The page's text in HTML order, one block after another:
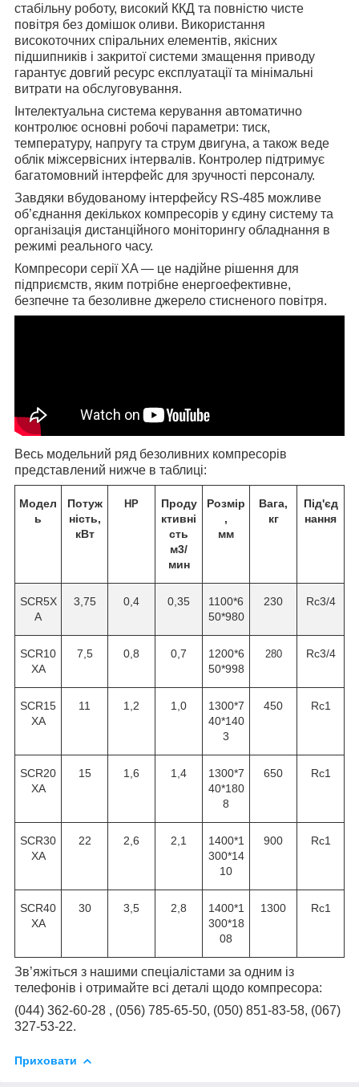
стабільну роботу, високий ККД та повністю чисте
повітря без домішок оливи. Використання
високоточних спіральних елементів, якісних
підшипників і закритої системи змащення приводу
гарантує довгий ресурс експлуатації та мінімальні
витрати на обслуговування.
Інтелектуальна система керування автоматично
контролює основні робочі параметри: тиск,
температуру, напругу та струм двигуна, а також веде
облік міжсервісних інтервалів. Контролер підтримує
багатомовний інтерфейс для зручності персоналу.
Завдяки вбудованому інтерфейсу RS-485 можливе
об’єднання декількох компресорів у єдину систему та
організація дистанційного моніторингу обладнання в
режимі реального часу.
Компресори серії XA — це надійне рішення для
підприємств, яким потрібне енергоефективне,
безпечне та безоливне джерело стисненого повітря.
Весь модельний ряд безоливних компресорів
представлений нижче в таблиці:
Модел
ь
Потуж
ність,
кВт
НР
Проду
ктивні
сть
м3/
мин
Розмір
,
мм
Вага,
кг
Під'єд
нання
SCR5X
A
3,75 0,4 0,35
1100*6
50*980
230 Rc3/4
SCR10
XA
7,5 0,8 0,7
1200*6
50*998
280 Rc3/4
SCR15
XA
11 1,2 1,0
1300*7
40*140
3
450 Rc1
SCR20
XA
15 1,6 1,4
1300*7
40*180
8
650 Rc1
SCR30
XA
22 2,6 2,1
1400*1
300*14
10
900 Rc1
SCR40
XA
30 3,5 2,8
1400*1
300*18
08
1300 Rc1
Зв’яжіться з нашими спеціалістами за одним із
телефонів і отримайте всі деталі щодо компресора:
(044) 362-60-28 , (056) 785-65-50, (050) 851-83-58, (067)
327-53-22.
Приховати